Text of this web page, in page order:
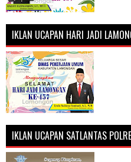
IKLAN UCAPAN HARI JADI
IKLAN UCAPAN SATLANTAS